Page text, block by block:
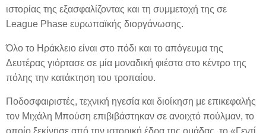
ιστορίας της εξασφαλίζοντας και τη συμμετοχή της σε
League Phase ευρωπαϊκής διοργάνωσης.
Όλο το Ηράκλειο είναι στο πόδι και το απόγευμα της
Δευτέρας γιόρτασε σε μία μοναδική φιέστα στο κέντρο της
πόλης την κατάκτηση του τροπαίου.
Ποδοσφαιριστές, τεχνική ηγεσία και διοίκηση με επικεφαλής
τον Μιχάλη Μπούση επιβιβάστηκαν σε ανοιχτό πούλμαν, το